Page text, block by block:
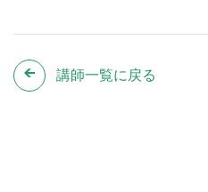
講師一覧に戻る